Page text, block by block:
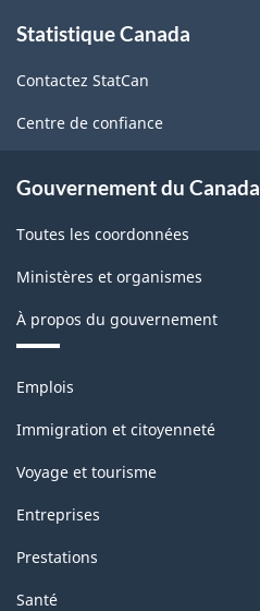
propos
ce
site
Statistique Canada
Contactez StatCan
Centre de confiance
Gouvernement du Canada
Toutes les coordonnées
Ministères et organismes
À propos du gouvernement
Thèmes
sujets
Emplois
Immigration et citoyenneté
Voyage et tourisme
Entreprises
Prestations
Santé